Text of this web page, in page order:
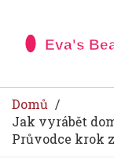
Domů
Jak vyrábět
Průvodce krok